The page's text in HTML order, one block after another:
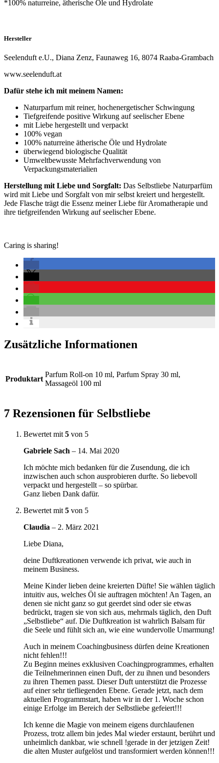
*100% naturreine, ätherische Öle und Hydrolate
Hersteller
Seelenduft e.U., Diana Zenz, Faunaweg 16, 8074 Raaba-Grambach
www.seelenduft.at
Dafür stehe ich mit meinem Namen:
Naturparfum mit reiner, hochenergetischer Schwingung
Tiefgreifende positive Wirkung auf seelischer Ebene
mit Liebe hergestellt und verpackt
100% vegan
100% naturreine ätherische Öle und Hydrolate
überwiegend biologische Qualität
Umweltbewusste Mehrfachverwendung von
Verpackungsmaterialien
Herstellung mit Liebe und Sorgfalt: Das Selbstliebe Naturparfüm
wird mit Liebe und Sorgfalt von mir selbst kreiert und hergestellt.
Jede Flasche trägt die Essenz meiner Liebe für Aromatherapie und
ihre tiefgreifenden Wirkung auf seelischer Ebene.
Caring is sharing!
Zusätzliche Informationen
Produktart
Parfum Roll-on 10 ml, Parfum Spray 30 ml,
Massageöl 100 ml
7 Rezensionen für Selbstliebe
Bewertet mit 5 von 5
Gabriele Sach – 14. Mai 2020
Ich möchte mich bedanken für die Zusendung, die ich
inzwischen auch schon ausprobieren durfte. So liebevoll
verpackt und hergestellt – so spürbar.
Ganz lieben Dank dafür.
Bewertet mit 5 von 5
Claudia – 2. März 2021
Liebe Diana,
deine Duftkreationen verwende ich privat, wie auch in
meinem Business.
Meine Kinder lieben deine kreierten Düfte! Sie wählen täglich
intuitiv aus, welches Öl sie auftragen möchten! An Tagen, an
denen sie nicht ganz so gut geerdet sind oder sie etwas
bedrückt, tragen sie von sich aus, mehrmals täglich, den Duft
„Selbstliebe“ auf. Die Duftkreation ist wahrlich Balsam für
die Seele und fühlt sich an, wie eine wundervolle Umarmung!
Auch in meinem Coachingbusiness dürfen deine Kreationen
nicht fehlen!!!
Zu Beginn meines exklusiven Coachingprogrammes, erhalten
die Teilnehmerinnen einen Duft, der zu ihnen und besonders
zu ihren Themen passt. Dieser Duft unterstützt die Prozesse
auf einer sehr tiefliegenden Ebene. Gerade jetzt, nach dem
aktuellen Programmstart, haben wir in der 1. Woche schon
einige Erfolge im Bereich der Selbstliebe gefeiert!!!
Ich kenne die Magie von meinem eigens durchlaufenen
Prozess, trotz allem bin jedes Mal wieder erstaunt, berührt und
unheimlich dankbar, wie schnell !gerade in der jetzigen Zeit!
die alten Muster aufgelöst und transformiert werden können!!!